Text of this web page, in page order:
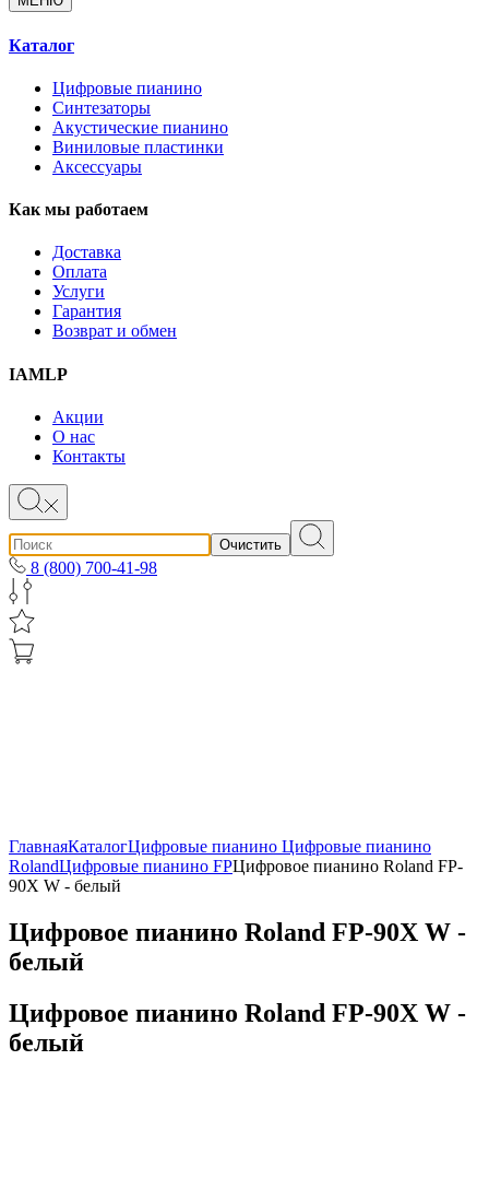
Каталог
Цифровые пианино
Синтезаторы
Акустические пианино
Виниловые пластинки
Аксессуары
Как мы работаем
Доставка
Оплата
Услуги
Гарантия
Возврат и обмен
IAMLP
Акции
О нас
Контакты
Очистить
8 (800) 700-41-98
ГлавнаяКаталогЦифровые пианино Цифровые пианино
RolandЦифровые пианино FPЦифровое пианино Roland FP-
90X W - белый
Цифровое пианино Roland FP-90X W -
белый
Цифровое пианино Roland FP-90X W -
белый